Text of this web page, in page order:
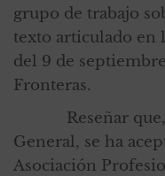
grupo de trabajo
texto articulado en
del 9 de
Fronteras.
Reseñar que,
General, se ha
Asociación